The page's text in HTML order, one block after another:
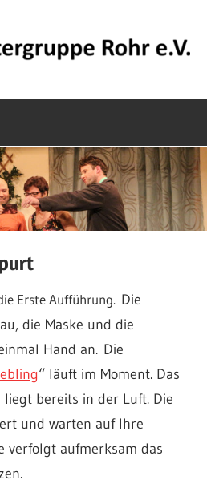
Theatergruppe
Rohr
e.V.
Erste Aufführung. Die
die Maske und die
Hand an. Die
“ läuft im Moment. Das
bereits in der Luft. Die
und warten auf Ihre
verfolgt aufmerksam das